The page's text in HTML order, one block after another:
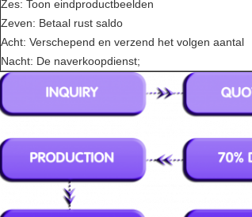
Zes: Toon eindproductbeelden
Zeven: Betaal rust saldo
Acht: Verschepend en verzend het volgen aantal
Nacht: De naverkoopdienst;